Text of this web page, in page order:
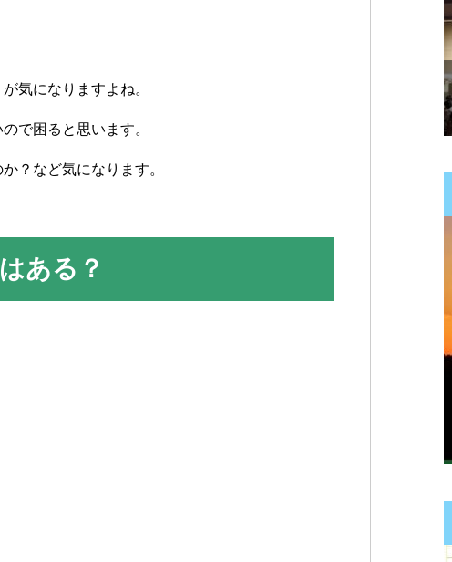
気になりますよね。
で困ると思います。
？など気になります。
ある？